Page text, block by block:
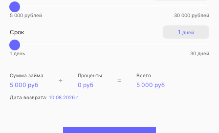
5 000 рублей 30 000 рублей
1 дней
Срок
1 день 30 дней
Сумма займа
5 000 руб
+ Проценты
0 руб
= Всего
5 000 руб
Дата возврата: 10.08.2026 г.